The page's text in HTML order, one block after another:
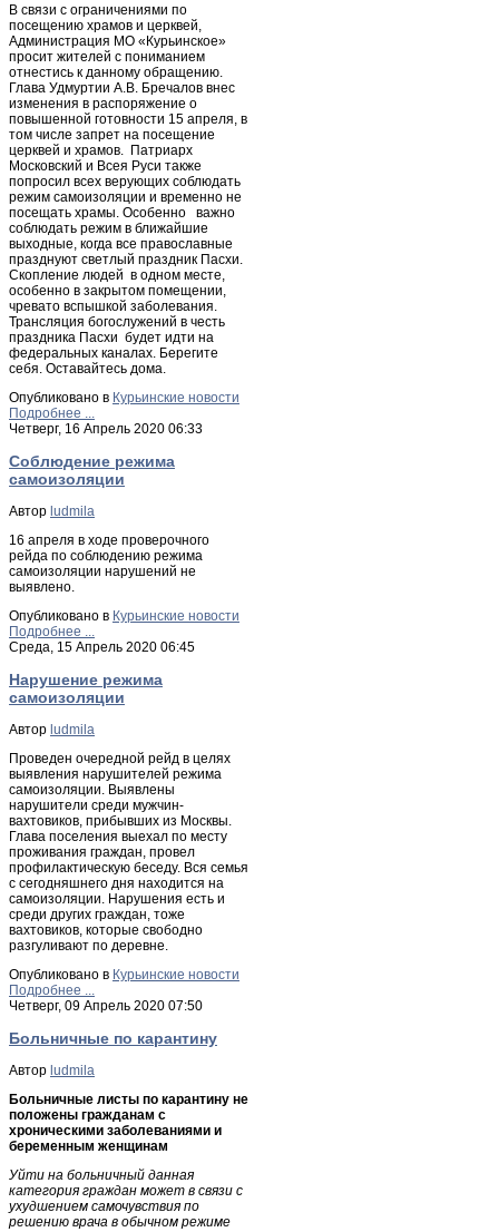
В связи с ограничениями по
посещению храмов и церквей,
Администрация МО «Курьинское»
просит жителей с пониманием
отнестись к данному обращению.
Глава Удмуртии А.В. Бречалов внес
изменения в распоряжение о
повышенной готовности 15 апреля, в
том числе запрет на посещение
церквей и храмов. Патриарх
Московский и Всея Руси также
попросил всех верующих соблюдать
режим самоизоляции и временно не
посещать храмы. Особенно важно
соблюдать режим в ближайшие
выходные, когда все православные
празднуют светлый праздник Пасхи.
Скопление людей в одном месте,
особенно в закрытом помещении,
чревато вспышкой заболевания.
Трансляция богослужений в честь
праздника Пасхи будет идти на
федеральных каналах. Берегите
себя. Оставайтесь дома.
Опубликовано в Курьинские новости
Подробнее ...
Четверг, 16 Апрель 2020 06:33
Соблюдение режима
самоизоляции
Автор ludmila
16 апреля в ходе проверочного
рейда по соблюдению режима
самоизоляции нарушений не
выявлено.
Опубликовано в Курьинские новости
Подробнее ...
Среда, 15 Апрель 2020 06:45
Нарушение режима
самоизоляции
Автор ludmila
Проведен очередной рейд в целях
выявления нарушителей режима
самоизоляции. Выявлены
нарушители среди мужчин-
вахтовиков, прибывших из Москвы.
Глава поселения выехал по месту
проживания граждан, провел
профилактическую беседу. Вся семья
с сегодняшнего дня находится на
самоизоляции. Нарушения есть и
среди других граждан, тоже
вахтовиков, которые свободно
разгуливают по деревне.
Опубликовано в Курьинские новости
Подробнее ...
Четверг, 09 Апрель 2020 07:50
Больничные по карантину
Автор ludmila
Больничные листы по карантину не
положены гражданам с
хроническими заболеваниями и
беременным женщинам
Уйти на больничный данная
категория граждан может в связи с
ухудшением самочувствия по
решению врача в обычном режиме